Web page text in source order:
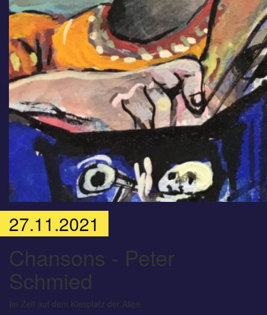
27.11.2021
Chansons - Peter
Schmied
Im Zelt auf dem Kiesplatz der Allee